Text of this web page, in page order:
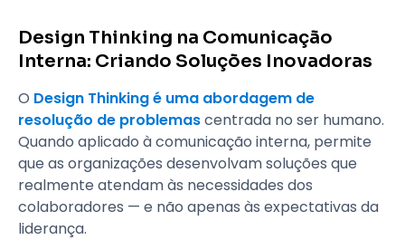
Design Thinking na Comunicação
Interna: Criando Soluções Inovadoras
O Design Thinking é uma abordagem de
resolução de problemascentrada no ser humano.
Quando aplicado à comunicação interna, permite
que as organizações desenvolvam soluções que
realmente atendam às necessidades dos
colaboradores — e não apenas às expectativas da
liderança.